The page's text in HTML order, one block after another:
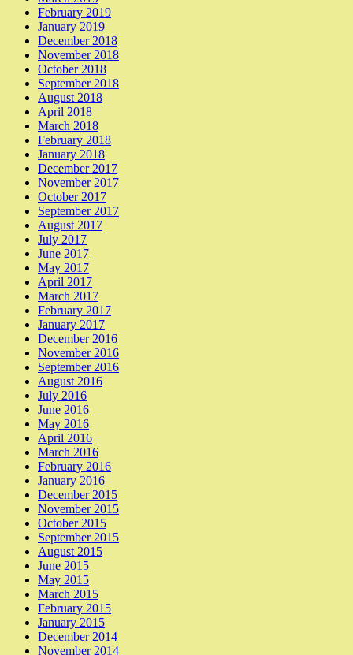
February 2019
January 2019
December 2018
November 2018
October 2018
September 2018
August 2018
April 2018
March 2018
February 2018
January 2018
December 2017
November 2017
October 2017
September 2017
August 2017
July 2017
June 2017
May 2017
April 2017
March 2017
February 2017
January 2017
December 2016
November 2016
September 2016
August 2016
July 2016
June 2016
May 2016
April 2016
March 2016
February 2016
January 2016
December 2015
November 2015
October 2015
September 2015
August 2015
June 2015
May 2015
March 2015
February 2015
January 2015
December 2014
November 2014